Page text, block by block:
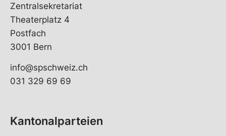
Zentralsekretariat
Theaterplatz 4
Postfach
3001 Bern
info@spschweiz.ch
031 329 69 69
Kantonalparteien